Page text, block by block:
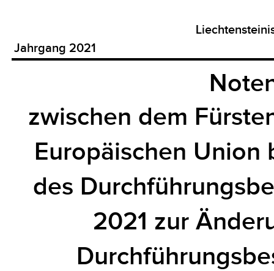
Jahrgang 2021
zwischen dem
Europäischen
des
2021 zur